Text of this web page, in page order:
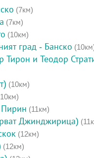
(7км)
(7км)
(10км)
град - Банско
и Теодор
(10км)
(11км)
Джинджирица)
(12км)
(12км)